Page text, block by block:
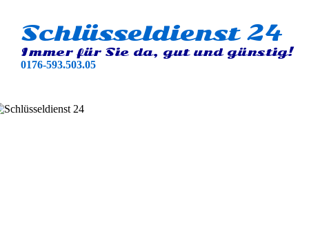
Schlüsseldienst 24
Immer für Sie da, gut und günstig!
0176-593.503.05